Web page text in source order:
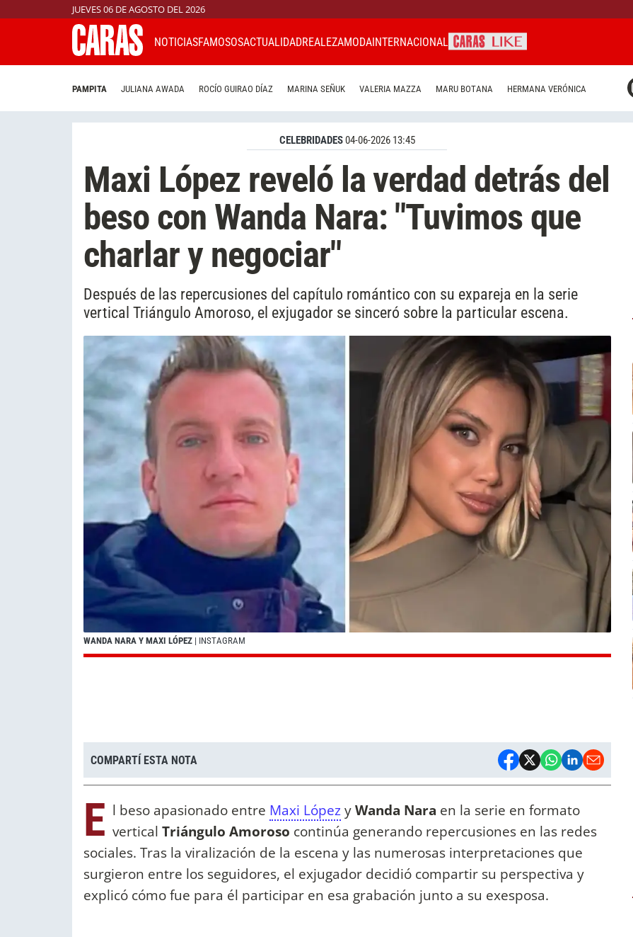
JUEVES 06 DE AGOSTO DEL 2026
NOTICIASFAMOSOSACTUALIDADREALEZAMODAINTERNACIONAL
PAMPITA JULIANA AWADA ROCÍO GUIRAO DÍAZ MARINA SEÑUK VALERIA MAZZA MARU BOTANA HERMANA VERÓNICA
CELEBRIDADES04-06-2026 13:45
Maxi López reveló la verdad detrás del
beso con Wanda Nara: "Tuvimos que
charlar y negociar"
Después de las repercusiones del capítulo romántico con su expareja en la serie
vertical Triángulo Amoroso, el exjugador se sinceró sobre la particular escena.
WANDA NARA Y MAXI LÓPEZ | INSTAGRAM
COMPARTÍ ESTA NOTA
E l beso apasionado entre Maxi LópezyWanda Nara en la serie en formato
vertical Triángulo Amoroso continúa generando repercusiones en las redes
sociales. Tras la viralización de la escena y las numerosas interpretaciones que
surgieron entre los seguidores, el exjugador decidió compartir su perspectiva y
explicó cómo fue para él participar en esa grabación junto a su exesposa.